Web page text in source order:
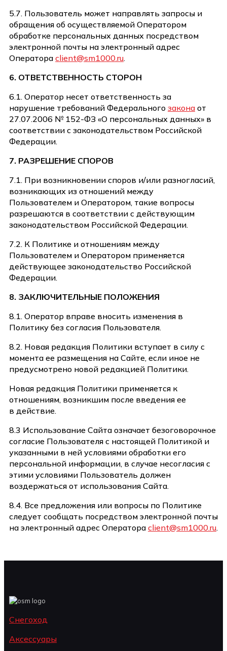
5.7. Пользователь может направлять запросы и
обращения об осуществляемой Оператором
обработке персональных данных посредством
электронной почты на электронный адрес
Оператора client@sm1000.ru.
6. ОТВЕТСТВЕННОСТЬ СТОРОН
6.1. Оператор несет ответственность за
нарушение требований Федерального закона от
27.07.2006 № 152-ФЗ «О персональных данных» в
соответствии с законодательством Российской
Федерации.
7. РАЗРЕШЕНИЕ СПОРОВ
7.1. При возникновении споров и/или разногласий,
возникающих из отношений между
Пользователем и Оператором, такие вопросы
разрешаются в соответствии с действующим
законодательством Российской Федерации.
7.2. К Политике и отношениям между
Пользователем и Оператором применяется
действующее законодательство Российской
Федерации.
8. ЗАКЛЮЧИТЕЛЬНЫЕ ПОЛОЖЕНИЯ
8.1. Оператор вправе вносить изменения в
Политику без согласия Пользователя.
8.2. Новая редакция Политики вступает в силу с
момента ее размещения на Сайте, если иное не
предусмотрено новой редакцией Политики.
Новая редакция Политики применяется к
отношениям, возникшим после введения ее
в действие.
8.3 Использование Сайта означает безоговорочное
согласие Пользователя с настоящей Политикой и
указанными в ней условиями обработки его
персональной информации, в случае несогласия с
этими условиями Пользователь должен
воздержаться от использования Сайта.
8.4. Все предложения или вопросы по Политике
следует сообщать посредством электронной почты
на электронный адрес Оператора client@sm1000.ru.
Снегоход
Аксессуары